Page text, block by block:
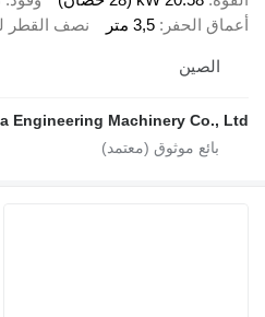
3,5 متر نصف القطر للحفر 6 متر
Walila Engineering Machinery